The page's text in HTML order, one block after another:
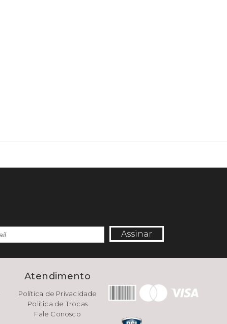
Assinar
Atendimento
Política de Privacidade
Política de Trocas
Fale Conosco